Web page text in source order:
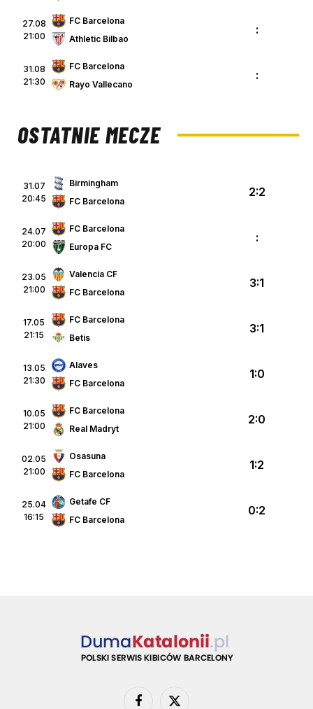
27.08
21:00
FC Barcelona
Athletic Bilbao
:
31.08
21:30
FC Barcelona
Rayo Vallecano
:
OSTATNIE MECZE
31.07
20:45
Birmingham
FC Barcelona
2:2
24.07
20:00
FC Barcelona
Europa FC
:
23.05
21:00
Valencia CF
FC Barcelona
3:1
17.05
21:15
FC Barcelona
Betis
3:1
13.05
21:30
Alaves
FC Barcelona
1:0
10.05
21:00
FC Barcelona
Real Madryt
2:0
02.05
21:00
Osasuna
FC Barcelona
1:2
25.04
16:15
Getafe CF
FC Barcelona
0:2